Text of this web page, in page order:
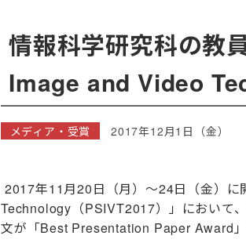
情報科学研究科の
Image and Video
メディア・受賞 2017年12月1日（金）
2017年11月20日（月）～24日（金）
Technology（PSIVT2017）」において
文が「Best Presentation Paper Award」